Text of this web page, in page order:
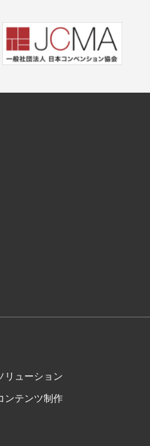
リューション
ンテンツ制作